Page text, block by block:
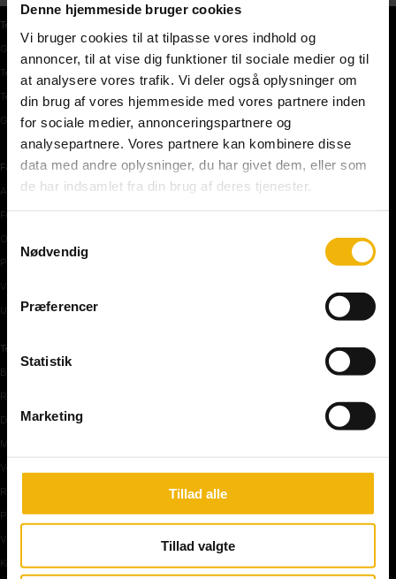
Denne hjemmeside bruger cookies
Vi bruger cookies til at tilpasse vores indhold og
annoncer, til at vise dig funktioner til sociale medier og til
at analysere vores trafik. Vi deler også oplysninger om
din brug af vores hjemmeside med vores partnere inden
for sociale medier, annonceringspartnere og
analysepartnere. Vores partnere kan kombinere disse
data med andre oplysninger, du har givet dem, eller som
de har indsamlet fra din brug af deres tjenester.
Nødvendig
Præferencer
Statistik
Marketing
Tillad alle
Tillad valgte
Teoriprøver
Gratis teoriprøve
Teoriprøver oversigt
Teoriprøver – pakker/priser
Generhvervelse af kørekort
Færdselstavler
Advarselstavler
Forbudstavler
Oplysningstavler
Påbudstavler
Vigepligtstavler
Undertavler
Teoriundervisning
Bilens teknik
Risikoforhold
De første manøvre på vej
Manøvre på vej
Vejkryds
Rundkørsel og motorvej
Parkering, mørke og tunnel
Vi mennesker
Køreteknik